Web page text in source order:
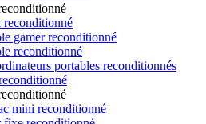
gamer reconditionné
reconditionné
portables reconditionnés
mini reconditionné